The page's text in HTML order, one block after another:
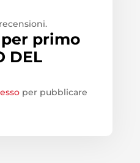
primo
DEL
per pubblicare